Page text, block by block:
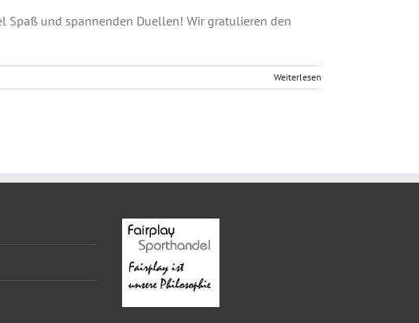
und spannenden Duellen! Wir gratulieren den
Weiterlesen